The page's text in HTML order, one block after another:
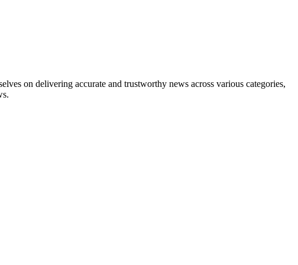
on delivering accurate and trustworthy news across various categories,